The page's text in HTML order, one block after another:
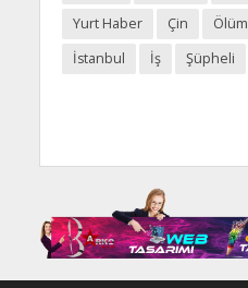
Yurt Haber
Çin Ölüm
İstanbul
İş Şüpheli